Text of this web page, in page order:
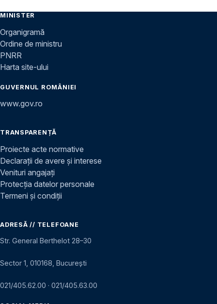
MINISTER
Organigramă
Ordine de ministru
PNRR
Harta site-ului
GUVERNUL ROMÂNIEI
www.gov.ro
TRANSPARENȚĂ
Proiecte acte normative
Declarații de avere și interese
Venituri angajați
Protecția datelor personale
Termeni și condiții
ADRESĂ // TELEFOANE
Str. General Berthelot 28–30
Sector 1, 010168, București
021/405.62.00 · 021/405.63.00